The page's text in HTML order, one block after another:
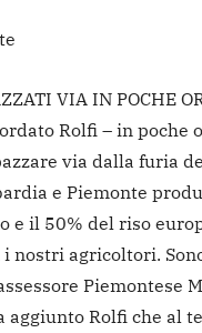
VIA IN POCHE
Rolfi – in poche
via dalla furia
e Piemonte
e il 50% del riso
nostri agricoltori.
Piemontese
aggiunto Rolfi che al